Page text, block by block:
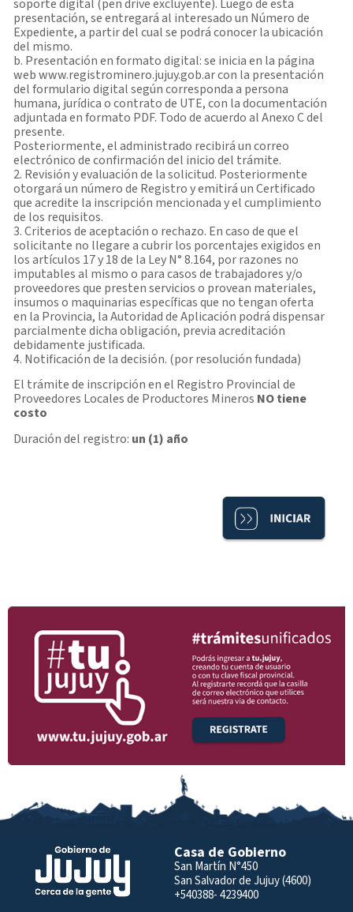
soporte digital (pen drive excluyente). Luego de esta
presentación, se entregará al interesado un Número de
Expediente, a partir del cual se podrá conocer la ubicación
del mismo.
b. Presentación en formato digital: se inicia en la página
web www.registrominero.jujuy.gob.ar con la presentación
del formulario digital según corresponda a persona
humana, jurídica o contrato de UTE, con la documentación
adjuntada en formato PDF. Todo de acuerdo al Anexo C del
presente.
Posteriormente, el administrado recibirá un correo
electrónico de confirmación del inicio del trámite.
2. Revisión y evaluación de la solicitud. Posteriormente
otorgará un número de Registro y emitirá un Certificado
que acredite la inscripción mencionada y el cumplimiento
de los requisitos.
3. Criterios de aceptación o rechazo. En caso de que el
solicitante no llegare a cubrir los porcentajes exigidos en
los artículos 17 y 18 de la Ley N° 8.164, por razones no
imputables al mismo o para casos de trabajadores y/o
proveedores que presten servicios o provean materiales,
insumos o maquinarias específicas que no tengan oferta
en la Provincia, la Autoridad de Aplicación podrá dispensar
parcialmente dicha obligación, previa acreditación
debidamente justificada.
4. Notificación de la decisión. (por resolución fundada)
El trámite de inscripción en el Registro Provincial de
Proveedores Locales de Productores Mineros NO tiene
costo
Duración del registro: un (1) año
Casa de Gobierno
San Martín N°450
San Salvador de Jujuy (4600)
+540388- 4239400